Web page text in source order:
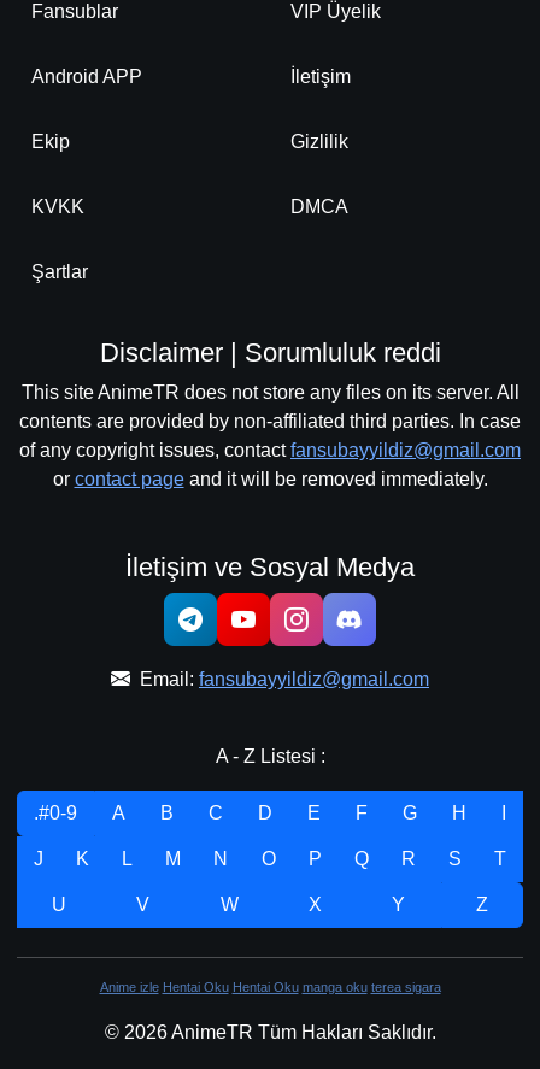
Fansublar VIP Üyelik
Android APP İletişim
Ekip Gizlilik
KVKK DMCA
Şartlar
Disclaimer | Sorumluluk reddi
This site AnimeTR does not store any files on its server. All
contents are provided by non-affiliated third parties. In case
of any copyright issues, contactfansubayyildiz@gmail.com
or contact pageand it will be removed immediately.
İletişim ve Sosyal Medya
Email: fansubayyildiz@gmail.com
A - Z Listesi :
.#0-9 A B C D E F G H
J K L M N O P Q R S T
U V W X Y Z
Anime izle Hentai Oku Hentai Oku manga oku terea sigara
© 2026 AnimeTR Tüm Hakları Saklıdır.